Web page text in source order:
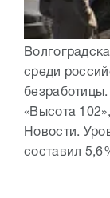
среди
«Высота
Новости.
составил